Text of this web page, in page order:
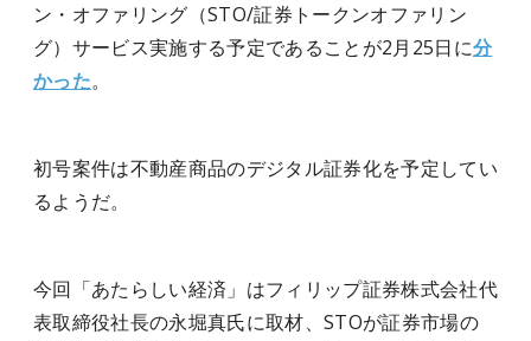
ン・オファリング（STO/証券トークンオファリン
グ）サービス実施する予定であることが2月25日に分
かった。
初号案件は不動産商品のデジタル証券化を予定してい
るようだ。
今回「あたらしい経済」はフィリップ証券株式会社代
表取締役社長の永堀真氏に取材、STOが証券市場の